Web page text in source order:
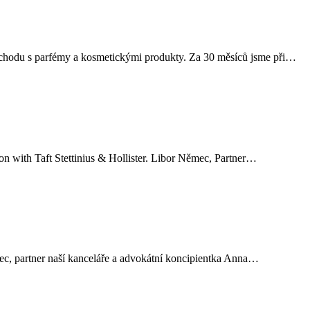
s parfémy a kosmetickými produkty. Za 30 měsíců jsme při…
with Taft Stettinius & Hollister. Libor Němec, Partner…
partner naší kanceláře a advokátní koncipientka Anna…